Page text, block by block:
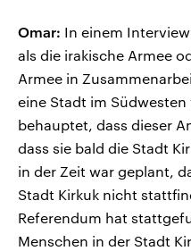
Omar: In einem
als die irakische Armee
Armee in
eine Stadt im
behauptet, dass dieser
dass sie bald die Stadt
in der Zeit war geplant,
Stadt Kirkuk nicht
Referendum hat
Menschen in der Stadt